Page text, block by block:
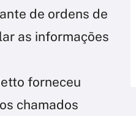
de ordens de
as informações
forneceu
chamados